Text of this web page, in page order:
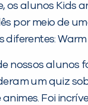
os alunos Kids
por meio de
Warm
nossos alunos
um quiz
Foi